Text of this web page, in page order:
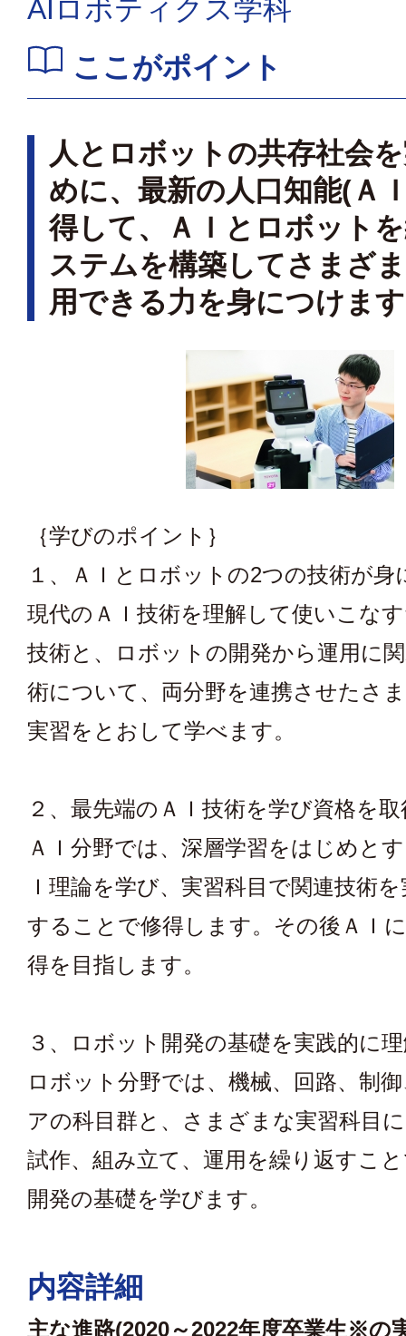
AIロボティクス学科
ここがポイント
人とロボットの共存社会
めに、最新の人口知能(Ａ
得して、ＡＩとロボット
ステムを構築してさまざ
用できる力を身につけま
｛学びのポイント｝
１、ＡＩとロボットの2つの技術が身
現代のＡＩ技術を理解して使いこな
技術と、ロボットの開発から運用に
術について、両分野を連携させたさ
実習をとおして学べます。
２、最先端のＡＩ技術を学び資格を
ＡＩ分野では、深層学習をはじめと
Ｉ理論を学び、実習科目で関連技術
することで修得します。その後ＡＩ
得を目指します。
３、ロボット開発の基礎を実践的に
ロボット分野では、機械、回路、制
アの科目群と、さまざまな実習科目
試作、組み立て、運用を繰り返すこ
開発の基礎を学びます。
内容詳細
主な進路(2020～2022年度卒業生※の